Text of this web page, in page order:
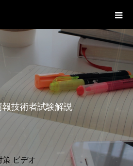
策 ビデオ
報技術者試験解説